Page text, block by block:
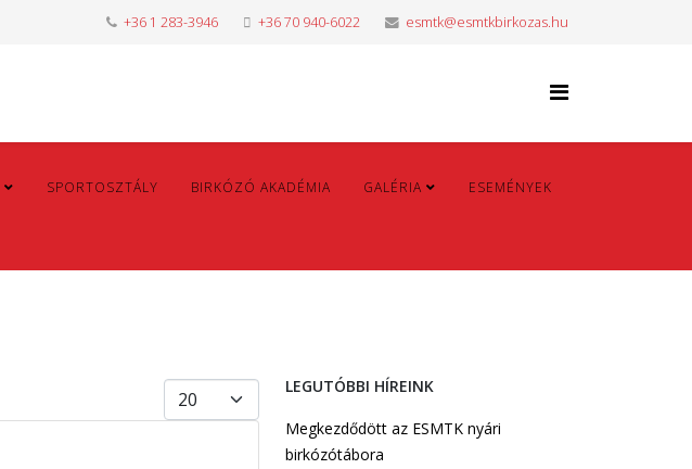
+36 1 283-3946 +36 70 940-6022 esmtk@esmtkbirkozas.hu
SPORTOSZTÁLY BIRKÓZÓ AKADÉMIA GALÉRIA ESEMÉNYEK
Tételek # LEGUTÓBBI HÍREINK
Megkezdődött az ESMTK nyári
birkózótábora